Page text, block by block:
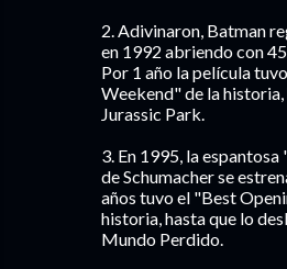
2. Adivinaron, Batman
en 1992 abriendo con
Por 1 año la película
Weekend" de la
Jurassic Park.
3. En 1995, la
de Schumacher se
años tuvo el "Best
historia, hasta que lo
Mundo Perdido.